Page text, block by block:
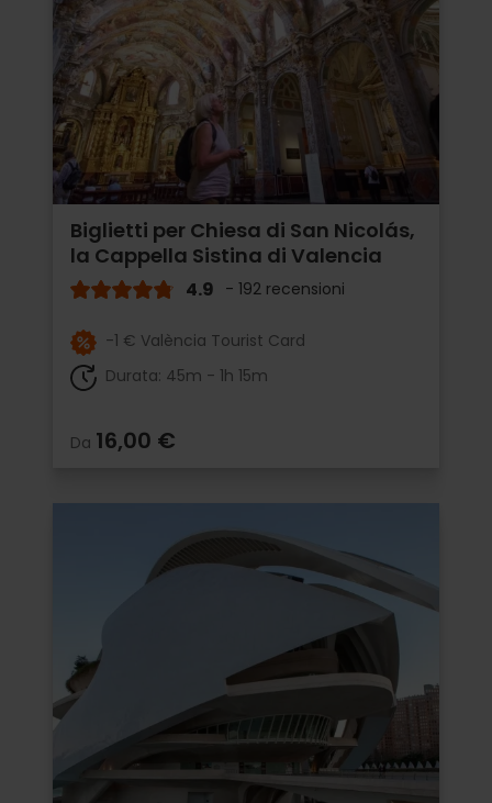
Biglietti per Chiesa di San Nicolás,
la Cappella Sistina di Valencia
4.9 - 192 recensioni
-1 € València Tourist Card
Durata: 45m - 1h 15m
Da 16,00 €